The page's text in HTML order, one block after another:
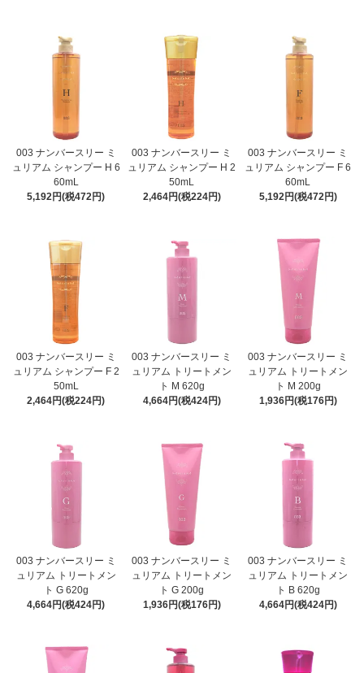
003 ナンバースリー ミ
ュリアム シャンプー H 6
60mL
5,192円(税472円)
003 ナンバースリー ミ
ュリアム シャンプー H 2
50mL
2,464円(税224円)
003 ナンバースリー ミ
ュリアム シャンプー F 6
60mL
5,192円(税472円)
003 ナンバースリー ミ
ュリアム シャンプー F 2
50mL
2,464円(税224円)
003 ナンバースリー ミ
ュリアム トリートメン
ト M 620g
4,664円(税424円)
003 ナンバースリー ミ
ュリアム トリートメン
ト M 200g
1,936円(税176円)
003 ナンバースリー ミ
ュリアム トリートメン
ト G 620g
4,664円(税424円)
003 ナンバースリー ミ
ュリアム トリートメン
ト G 200g
1,936円(税176円)
003 ナンバースリー ミ
ュリアム トリートメン
ト B 620g
4,664円(税424円)